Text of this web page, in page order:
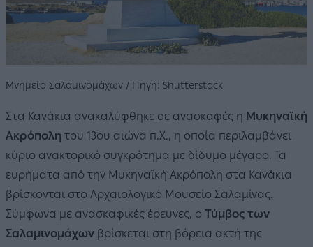
Μνημείο Σαλαμινομάχων / Πηγή: Shutterstock
Στα Κανάκια ανακαλύφθηκε σε ανασκαφές η Μυκηναϊκή
Ακρόπολη του 13ου αιώνα π.Χ., η οποία περιλαμβάνει
κύριο ανακτορικό συγκρότημα με δίδυμο μέγαρο. Τα
ευρήματα από την Μυκηναϊκή Ακρόπολη στα Κανάκια
βρίσκονται στο Αρχαιολογικό Μουσείο Σαλαμίνας.
Σύμφωνα με ανασκαφικές έρευνες, ο Τύμβος των
Σαλαμινομάχων βρίσκεται στη βόρεια ακτή της